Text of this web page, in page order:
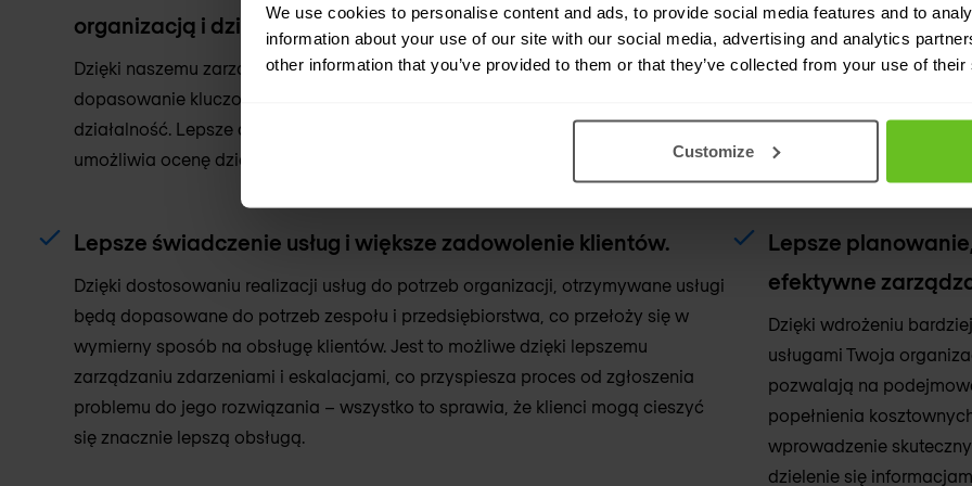
We use cookies to personalise content and ads, to provide social media features and to
information about your use of our site with our social media, advertising and analytics
other information that you’ve provided to them or that they’ve collected from your use of
Customize
organizacją i działem IT.
Dzięki naszemu zarządzaniu realizacją usług, możesz zapewnić lepsze
dopasowanie kluczowych pionów organizacji i działu IT wspierającego ich
działalność. Lepsze dopasowanie przekłada się na większą odpowiedzialność i
umożliwia ocenę działań względem uzgodnionych celów.
przejrzystości
Skuteczne zarządzanie
działalności bez
Jest to możliwe dzięki
wydajności wszystkie
zasoby organizacji.
Lepsze świadczenie usług i większe zadowolenie klientów.
Dzięki dostosowaniu realizacji usług do potrzeb organizacji, otrzymywane usługi
będą dopasowane do potrzeb zespołu i przedsiębiorstwa, co przełoży się w
wymierny sposób na obsługę klientów. Jest to możliwe dzięki lepszemu
zarządzaniu zdarzeniami i eskalacjami, co przyspiesza proces od zgłoszenia
problemu do jego rozwiązania – wszystko to sprawia, że klienci mogą cieszyć
się znacznie lepszą obsługą.
Lepsze
efektywne
Dzięki wdrożeniu
usługami Twoja
pozwalają na
popełnienia
wprowadzenie
dzielenie się